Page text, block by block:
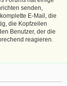
senden,
E-Mail, die
die Kopfzeilen
Benutzer, der die
reagieren.